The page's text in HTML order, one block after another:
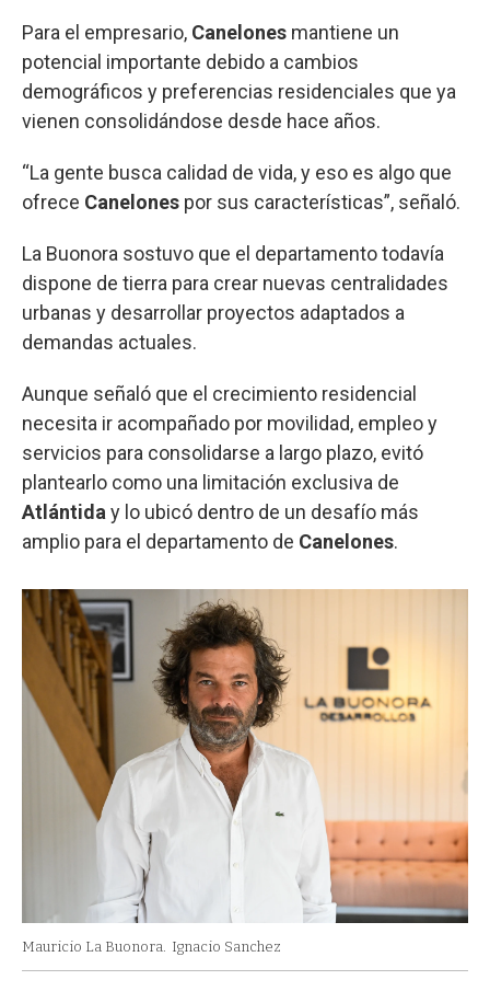
Para el empresario, Canelones mantiene un
potencial importante debido a cambios
demográficos y preferencias residenciales que ya
vienen consolidándose desde hace años.
“La gente busca calidad de vida, y eso es algo que
ofrece Canelones por sus características”, señaló.
La Buonora sostuvo que el departamento todavía
dispone de tierra para crear nuevas centralidades
urbanas y desarrollar proyectos adaptados a
demandas actuales.
Aunque señaló que el crecimiento residencial
necesita ir acompañado por movilidad, empleo y
servicios para consolidarse a largo plazo, evitó
plantearlo como una limitación exclusiva de
Atlántida y lo ubicó dentro de un desafío más
amplio para el departamento de Canelones.
Mauricio La Buonora. Ignacio Sanchez